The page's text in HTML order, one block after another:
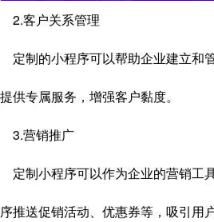
2.客户关系管理
定制的小程序可以帮助企业建立和
提供专属服务，增强客户黏度。
3.营销推广
定制小程序可以作为企业的营销工
序推送促销活动、优惠券等，吸引用